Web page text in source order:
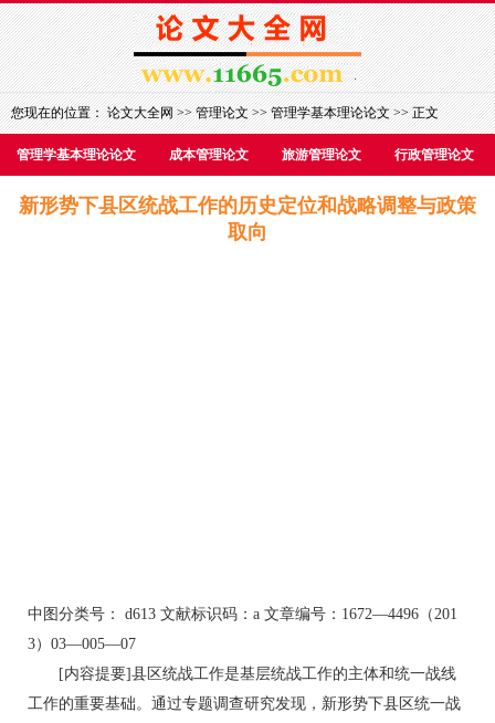
您现在的位置：论文大全网>>管理论文>>管理学基本理论论文>> 正文
管理学基本理论论文 成本管理论文 旅游管理论文 行政管理论文
新形势下县区统战工作的历史定位和战略调整与政策
取向
中图分类号： d613 文献标识码：a 文章编号：1672—4496（201
3）03—005—07
[内容提要]县区统战工作是基层统战工作的主体和统一战线
工作的重要基础。通过专题调查研究发现，新形势下县区统一战